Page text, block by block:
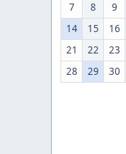
7
8 9
14
15 16
21
22 23
28
29 30